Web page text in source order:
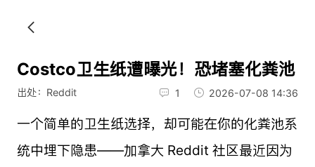
Costco卫生纸遭曝光！恐堵塞化粪池
出处：Reddit 1 2026-07-08 14:36
一个简单的卫生纸选择，却可能在你的化粪池系
统中埋下隐患——加拿大 Reddit 社区最近因为